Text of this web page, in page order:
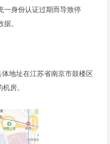
一身份认证过期而导致停
。
体地址在江苏省南京市鼓楼区
房。